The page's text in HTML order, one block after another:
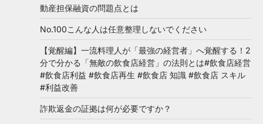
動産担保融資の問題点とは
No.100こんな人は任意整理しないでください
【覚醒編】一流料理人が「最強の経営者」へ覚醒する！2
分で分かる「無敵の飲食店経営」の法則とは#飲食店経営
#飲食店利益 #飲食店再生 #飲食店 知識 #飲食店 スキル
#利益改善
詐欺返金の証拠は何が必要ですか？